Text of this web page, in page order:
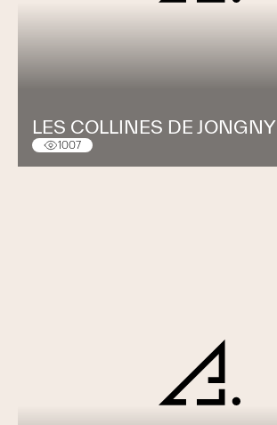
LES COLLINES DE JONGNY
1007